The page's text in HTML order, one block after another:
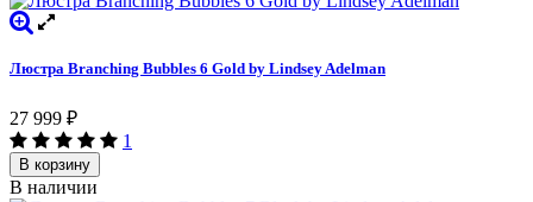
Люстра Branching Bubbles 6 Gold by Lindsey Adelman
27 999 ₽
1
В корзину
В наличии